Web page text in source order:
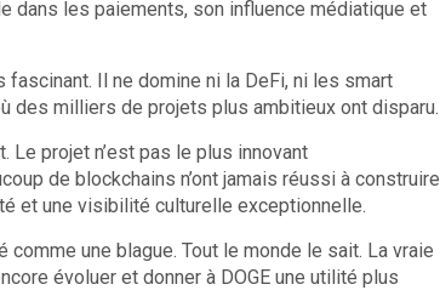
dans les paiements, son influence médiatique et
fascinant. Il ne domine ni la DeFi, ni les smart
des milliers de projets plus ambitieux ont disparu.
Le projet n’est pas le plus innovant
de blockchains n’ont jamais réussi à construire
et une visibilité culturelle exceptionnelle.
une blague. Tout le monde le sait. La vraie
évoluer et donner à DOGE une utilité plus